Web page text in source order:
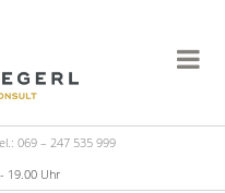
069 – 247 535 999
19.00 Uhr